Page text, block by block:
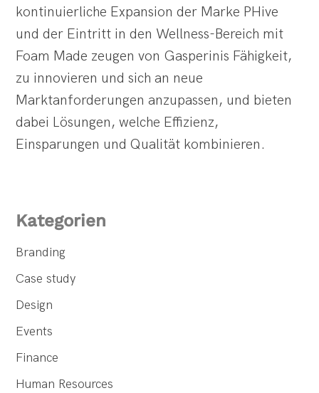
kontinuierliche Expansion der Marke PHive
und der Eintritt in den Wellness-Bereich mit
Foam Made zeugen von Gasperinis Fähigkeit,
zu innovieren und sich an neue
Marktanforderungen anzupassen, und bieten
dabei Lösungen, welche Effizienz,
Einsparungen und Qualität kombinieren.
Kategorien
Branding
Case study
Design
Events
Finance
Human Resources